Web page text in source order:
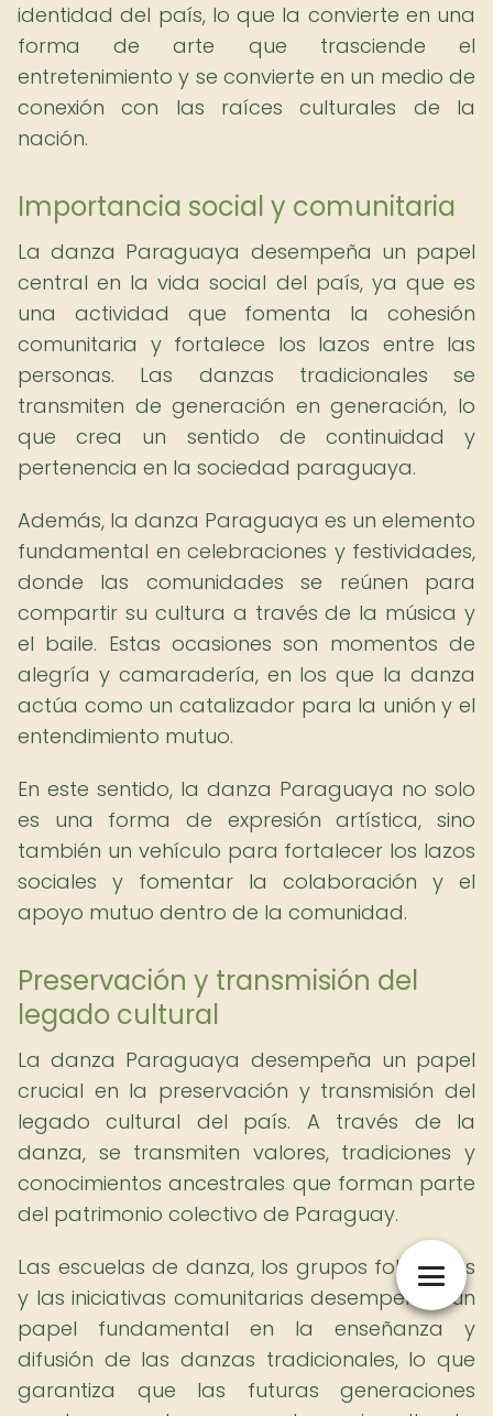
identidad del país, lo que la convierte en una
forma de arte que trasciende el
entretenimiento y se convierte en un medio de
conexión con las raíces culturales de la
nación.
Importancia social y comunitaria
La danza Paraguaya desempeña un papel
central en la vida social del país, ya que es
una actividad que fomenta la cohesión
comunitaria y fortalece los lazos entre las
personas. Las danzas tradicionales se
transmiten de generación en generación, lo
que crea un sentido de continuidad y
pertenencia en la sociedad paraguaya.
Además, la danza Paraguaya es un elemento
fundamental en celebraciones y festividades,
donde las comunidades se reúnen para
compartir su cultura a través de la música y
el baile. Estas ocasiones son momentos de
alegría y camaradería, en los que la danza
actúa como un catalizador para la unión y el
entendimiento mutuo.
En este sentido, la danza Paraguaya no solo
es una forma de expresión artística, sino
también un vehículo para fortalecer los lazos
sociales y fomentar la colaboración y el
apoyo mutuo dentro de la comunidad.
Preservación y transmisión del
legado cultural
La danza Paraguaya desempeña un papel
crucial en la preservación y transmisión del
legado cultural del país. A través de la
danza, se transmiten valores, tradiciones y
conocimientos ancestrales que forman parte
del patrimonio colectivo de Paraguay.
Las escuelas de danza, los grupos folclóricos
y las iniciativas comunitarias desempeñan un
papel fundamental en la enseñanza y
difusión de las danzas tradicionales, lo que
garantiza que las futuras generaciones